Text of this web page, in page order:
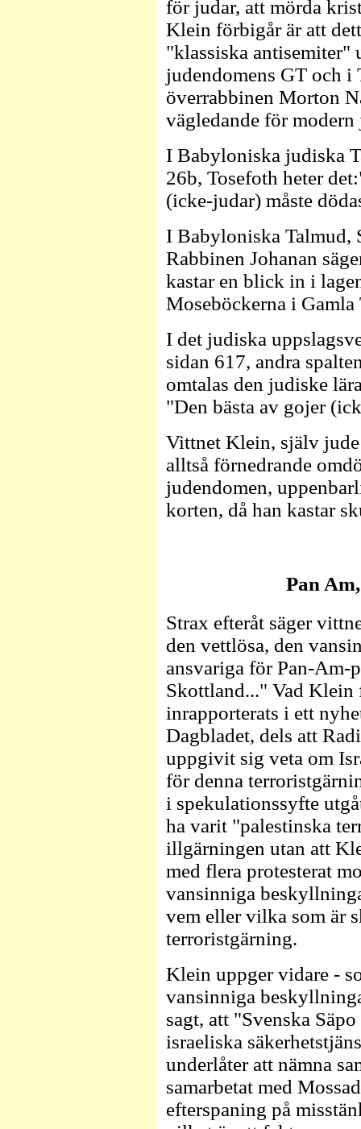
för judar, att mörda
Klein förbigår är att
"klassiska antisemiter"
judendomens GT och i
överrabbinen Morton
vägledande för
I Babyloniska judiska
26b, Tosefoth heter
(icke-judar) måste
I Babyloniska Talmud,
Rabbinen Johanan
kastar en blick in i
Moseböckerna i Gamla
I det judiska
sidan 617, andra
omtalas den judiske
"Den bästa av gojer
Vittnet Klein, själv
alltså förnedrande
judendomen,
korten, då han kastar
Pan
Strax efteråt säger
den vettlösa, den
ansvariga för Pan-Am-
Skottland..." Vad Klein
inrapporterats i ett
Dagbladet, dels att
uppgivit sig veta om
för denna
i spekulationssyfte
ha varit "palestinska
illgärningen utan att
med flera protesterat
vansinniga
vem eller vilka som är
terroristgärning.
Klein uppger vidare -
vansinniga
sagt, att "Svenska
israeliska
underlåter att nämna
samarbetat med
efterspaning på